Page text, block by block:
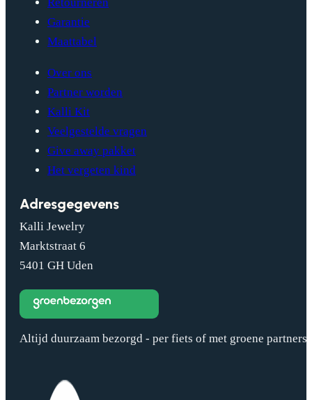
Retourneren
Garantie
Maattabel
Over ons
Partner worden
Kalli Kit
Veelgestelde vragen
Give away pakket
Het vergeten kind
Adresgegevens
Kalli Jewelry
Marktstraat 6
5401 GH Uden
Altijd duurzaam bezorgd - per fiets of met groene partners